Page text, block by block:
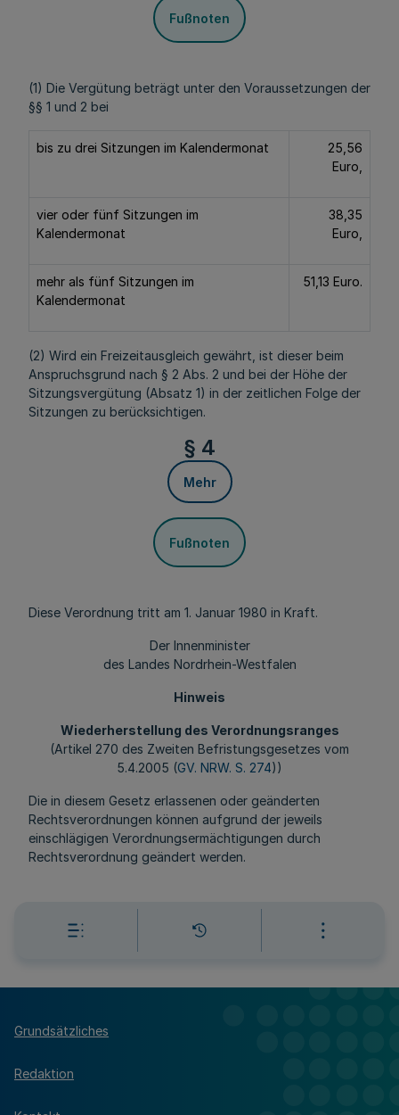
Fußnoten
(1) Die Vergütung beträgt unter den Voraussetzungen der
§§ 1 und 2 bei
bis zu drei Sitzungen im Kalendermonat
25,56
Euro,
vier oder fünf Sitzungen im
Kalendermonat
38,35
Euro,
mehr als fünf Sitzungen im
Kalendermonat
51,13 Euro.
(2) Wird ein Freizeitausgleich gewährt, ist dieser beim
Anspruchsgrund nach § 2 Abs. 2 und bei der Höhe der
Sitzungsvergütung (Absatz 1) in der zeitlichen Folge der
Sitzungen zu berücksichtigen.
§ 4
Mehr
Fußnoten
Diese Verordnung tritt am 1. Januar 1980 in Kraft.
Der Innenminister
des Landes Nordrhein-Westfalen
Hinweis
Wiederherstellung des Verordnungsranges
(Artikel 270 des Zweiten Befristungsgesetzes vom
5.4.2005 (GV. NRW. S. 274))
Die in diesem Gesetz erlassenen oder geänderten
Rechtsverordnungen können aufgrund der jeweils
einschlägigen Verordnungsermächtigungen durch
Rechtsverordnung geändert werden.
Grundsätzliches
Redaktion